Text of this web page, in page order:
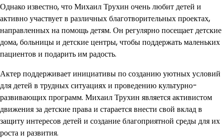
Однако известно, что Михаил Трухин очень любит детей и
активно участвует в различных благотворительных проектах,
направленных на помощь детям. Он регулярно посещает детские
дома, больницы и детские центры, чтобы поддержать маленьких
пациентов и подарить им радость.
Актер поддерживает инициативы по созданию уютных условий
для детей в трудных ситуациях и проведению культурно-
развивающих программ. Михаил Трухин является активистом
движения за детские права и старается внести свой вклад в
защиту интересов детей и создание благоприятной среды для их
роста и развития.